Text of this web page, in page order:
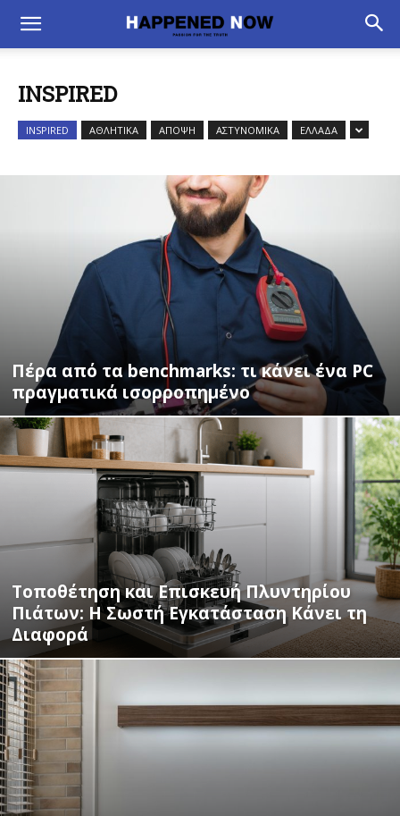
INSPIRED
INSPIRED ΑΘΛΗΤΙΚΑ ΑΠΟΨΗ ΑΣΤΥΝΟΜΙΚΑ ΕΛΛΑΔΑ
Πέρα από τα benchmarks: τι κάνει ένα PC
πραγματικά ισορροπημένο
Τοποθέτηση και Επισκευή Πλυντηρίου
Πιάτων: Η Σωστή Εγκατάσταση Κάνει τη
Διαφορά